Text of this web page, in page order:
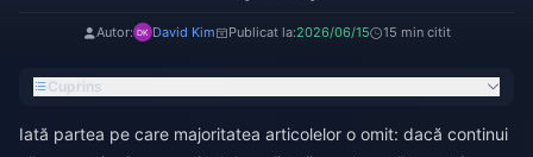
Autor: David Kim Publicat la:2026/06/15 15 min citit
Cuprins
Iată partea pe care majoritatea articolelor o omit: dacă continui